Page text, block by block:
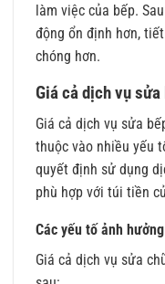
làm việc của bếp.
động ổn định hơn,
chóng hơn.
Giá cả dịch vụ
Giá cả dịch vụ sửa
thuộc vào nhiều yếu
quyết định sử dụng
phù hợp với túi tiền
Các yếu tố ảnh
Giá cả dịch vụ sửa